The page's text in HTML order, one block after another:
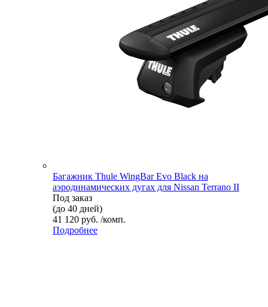
Багажник Thule WingBar Evo Black на
аэродинамических дугах для Nissan Terrano II
Под заказ
(до 40 дней)
41 120 руб. /комп.
Подробнее